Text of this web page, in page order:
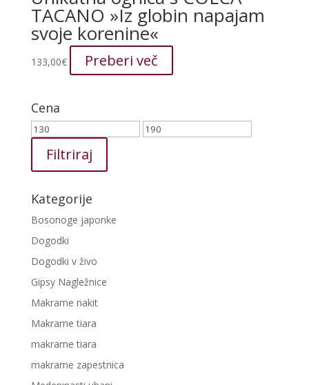
TACANO »Iz globin napajam
svoje korenine«
133,00€ Preberi več
Cena
Min
cena
Max
Filtriraj
Kategorije
Bosonoge japonke
Dogodki
Dogodki v živo
Gipsy Nagležnice
Makrame nakit
Makrame tiara
makrame tiara
makrame zapestnica